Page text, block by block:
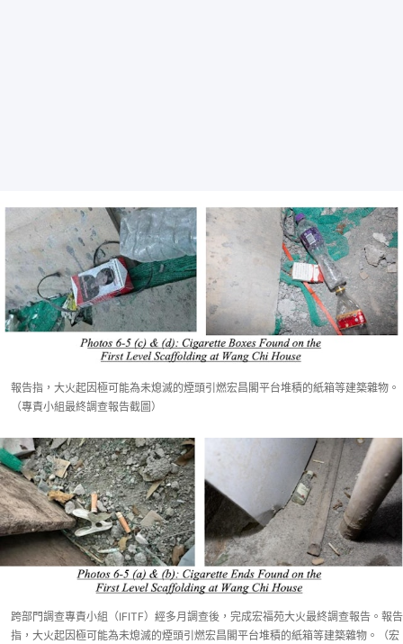
報告指，大火起因極可能為未熄滅的煙頭引燃宏昌閣平台堆積的紙箱等建築雜物。
（專責小組最終調查報告截圖）
跨部門調查專責小組（IFITF）經多月調查後，完成宏福苑大火最終調查報告。報告
指，大火起因極可能為未熄滅的煙頭引燃宏昌閣平台堆積的紙箱等建築雜物。（宏